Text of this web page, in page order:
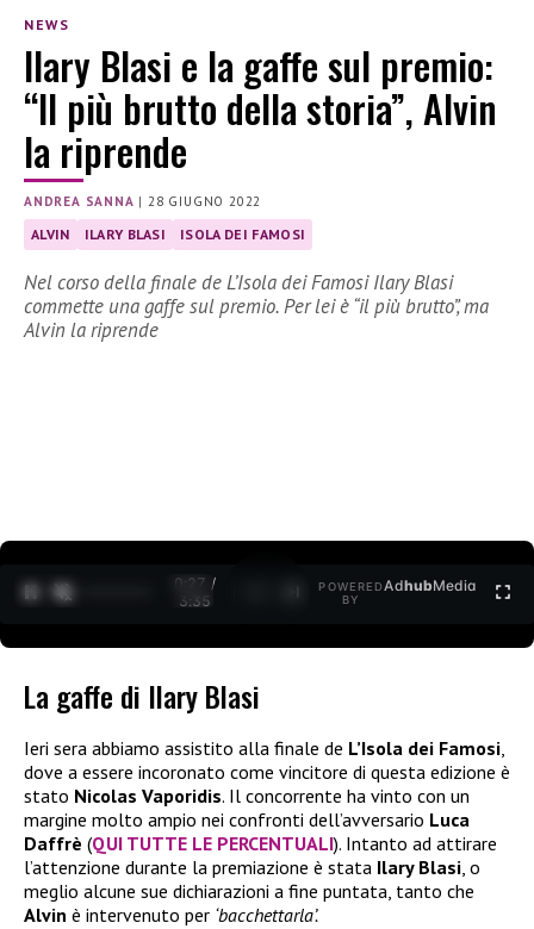
NEWS
Ilary Blasi e la gaffe sul premio:
“Il più brutto della storia”, Alvin
la riprende
ANDREA SANNA |28 GIUGNO 2022
ALVIN ILARY BLASI ISOLA DEI FAMOSI
Nel corso della finale de L’Isola dei Famosi Ilary Blasi
commette una gaffe sul premio. Per lei è “il più brutto”, ma
Alvin la riprende
0:27 /
3:35
POWERED
BY
AdhubMedia
La gaffe di Ilary Blasi
Ieri sera abbiamo assistito alla finale de L’Isola dei Famosi,
dove a essere incoronato come vincitore di questa edizione è
stato Nicolas Vaporidis. Il concorrente ha vinto con un
margine molto ampio nei confronti dell’avversario Luca
Daffrè (QUI TUTTE LE PERCENTUALI). Intanto ad attirare
l’attenzione durante la premiazione è stata Ilary Blasi, o
meglio alcune sue dichiarazioni a fine puntata, tanto che
Alvin è intervenuto per ‘bacchettarla’.